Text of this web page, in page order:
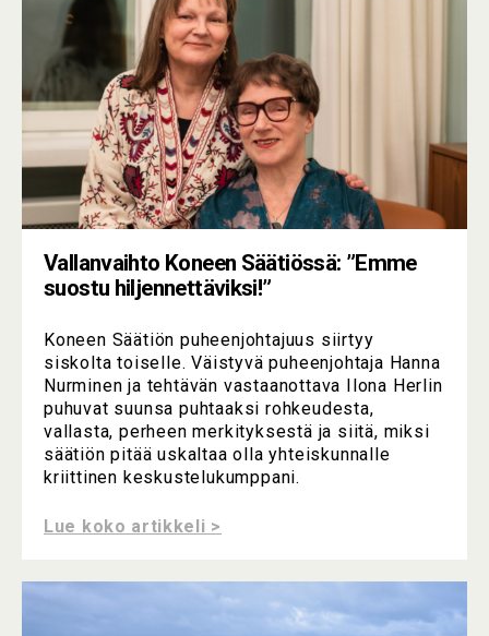
Vallanvaihto Koneen Säätiössä: ”Emme
suostu hiljennettäviksi!”
Koneen Säätiön puheenjohtajuus siirtyy
siskolta toiselle. Väistyvä puheenjohtaja Hanna
Nurminen ja tehtävän vastaanottava Ilona Herlin
puhuvat suunsa puhtaaksi rohkeudesta,
vallasta, perheen merkityksestä ja siitä, miksi
säätiön pitää uskaltaa olla yhteiskunnalle
kriittinen keskustelukumppani.
Lue koko artikkeli >